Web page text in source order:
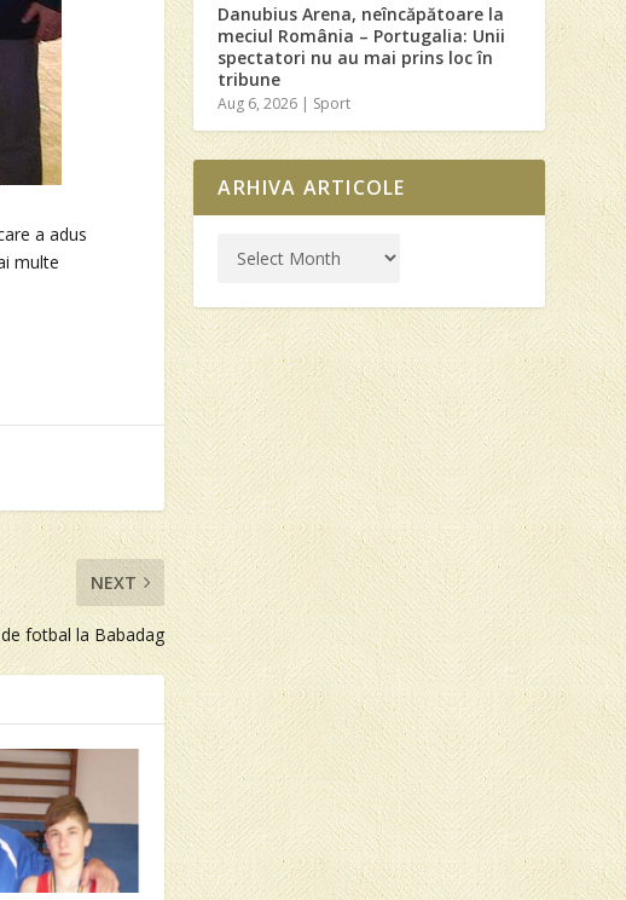
a adus
multe
NEXT
fotbal la Babadag
Danubius Arena, neîncăpătoare la
meciul România – Portugalia: Unii
spectatori nu au mai prins loc în
tribune
Aug 6, 2026 | Sport
ARHIVA ARTICOLE